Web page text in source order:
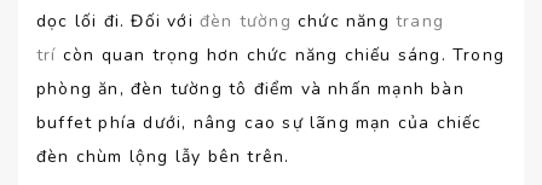
dọc lối đi. Đối với đèn tường chức năngtrang
trí còn quan trọng hơn chức năng chiếu sáng. Trong
phòng ăn, đèn tường tô điểm và nhấn mạnh bàn
buffet phía dưới, nâng cao sự lãng mạn của chiếc
đèn chùm lộng lẫy bên trên.